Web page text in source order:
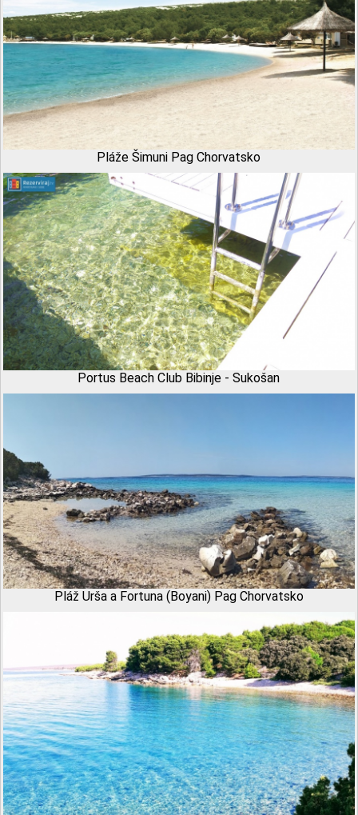
Pláže Šimuni Pag Chorvatsko
Portus Beach Club Bibinje - Sukošan
Pláž Urša a Fortuna (Boyani) Pag Chorvatsko